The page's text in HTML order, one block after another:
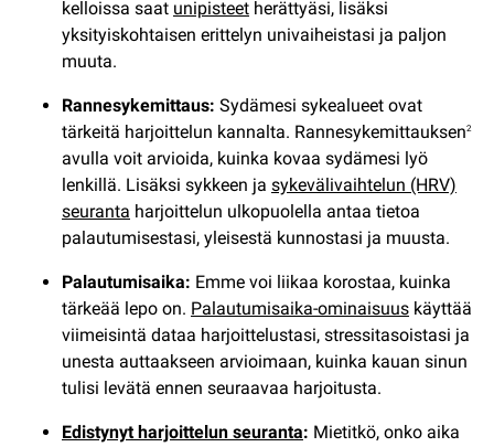
kelloissa saat unipisteet herättyäsi, lisäksi
yksityiskohtaisen erittelyn univaiheistasi ja paljon
muuta.
Rannesykemittaus: Sydämesi sykealueet ovat
tärkeitä harjoittelun kannalta. Rannesykemittauksen2
avulla voit arvioida, kuinka kovaa sydämesi lyö
lenkillä. Lisäksi sykkeen ja sykevälivaihtelun (HRV)
seuranta harjoittelun ulkopuolella antaa tietoa
palautumisestasi, yleisestä kunnostasi ja muusta.
Palautumisaika: Emme voi liikaa korostaa, kuinka
tärkeää lepo on. Palautumisaika-ominaisuus käyttää
viimeisintä dataa harjoittelustasi, stressitasoistasi ja
unesta auttaakseen arvioimaan, kuinka kauan sinun
tulisi levätä ennen seuraavaa harjoitusta.
Edistynyt harjoittelun seuranta: Mietitkö, onko aika